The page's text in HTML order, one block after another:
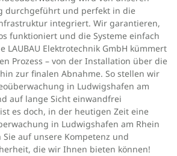
durchgeführt und perfekt in die
integriert. Wir garantieren,
funktioniert und die Systeme einfach
LAUBAU Elektrotechnik GmbH kümmert
Prozess – von der Installation über die
zur finalen Abnahme. So stellen wir
in Ludwigshafen am
auf lange Sicht einwandfrei
es doch, in der heutigen Zeit eine
in Ludwigshafen am Rhein
Sie auf unsere Kompetenz und
die wir Ihnen bieten können!